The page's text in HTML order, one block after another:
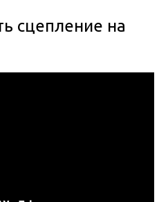
сцепление на